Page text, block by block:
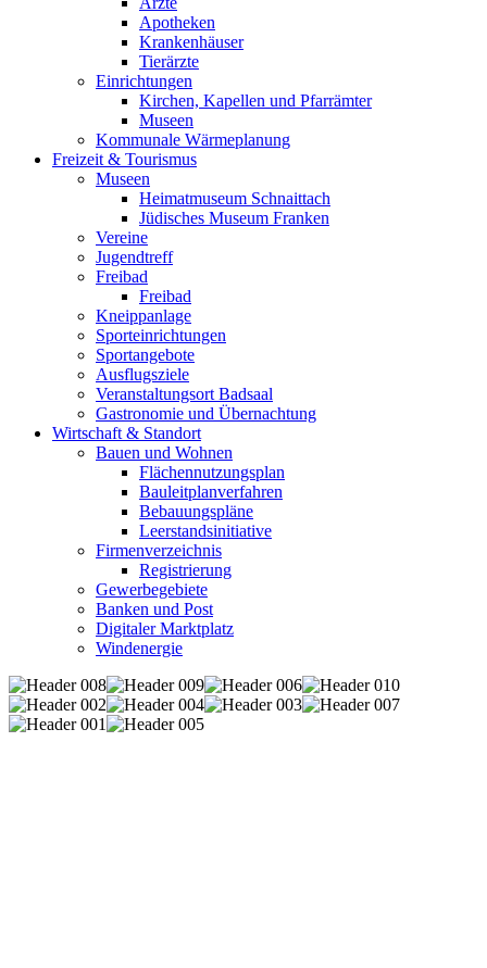
Apotheken
Krankenhäuser
Tierärzte
Einrichtungen
Kirchen, Kapellen und Pfarrämter
Museen
Kommunale Wärmeplanung
Freizeit & Tourismus
Museen
Heimatmuseum Schnaittach
Jüdisches Museum Franken
Vereine
Jugendtreff
Freibad
Freibad
Kneippanlage
Sporteinrichtungen
Sportangebote
Ausflugsziele
Veranstaltungsort Badsaal
Gastronomie und Übernachtung
Wirtschaft & Standort
Bauen und Wohnen
Flächennutzungsplan
Bauleitplanverfahren
Bebauungspläne
Leerstandsinitiative
Firmenverzeichnis
Registrierung
Gewerbegebiete
Banken und Post
Digitaler Marktplatz
Windenergie